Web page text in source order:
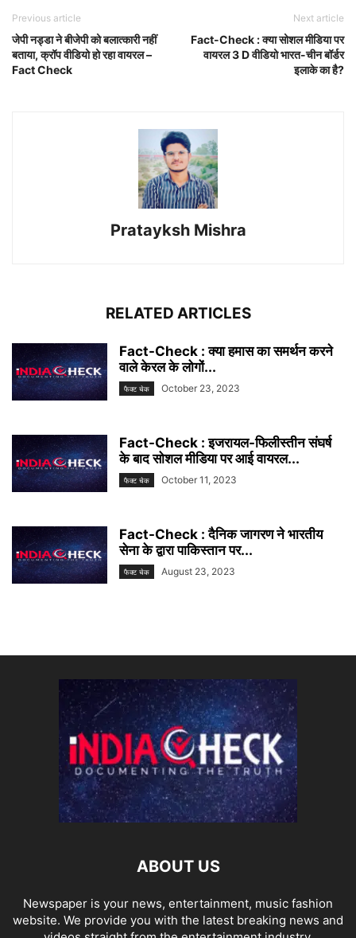
Previous article
जेपी नड्डा ने बीजेपी को बलात्कारी नहीं
बताया, क्रॉप वीडियो हो रहा वायरल –
Fact Check
Next article
Fact-Check : क्या सोशल मीडिया पर
वायरल 3 D वीडियो भारत-चीन बॉर्डर
इलाके का है?
Pratayksh Mishra
RELATED ARTICLES
Fact-Check : क्या हमास का समर्थन करने
वाले केरल के लोगों...
फैक्ट चेक October 23, 2023
Fact-Check : इजरायल-फिलीस्तीन संघर्ष
के बाद सोशल मीडिया पर आई वायरल...
फैक्ट चेक October 11, 2023
Fact-Check : दैनिक जागरण ने भारतीय
सेना के द्वारा पाकिस्तान पर...
फैक्ट चेक August 23, 2023
ABOUT US
Newspaper is your news, entertainment, music fashion
website. We provide you with the latest breaking news and